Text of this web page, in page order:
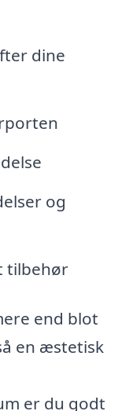
dine
og
tilbehør
end blot
en æstetisk
er du godt